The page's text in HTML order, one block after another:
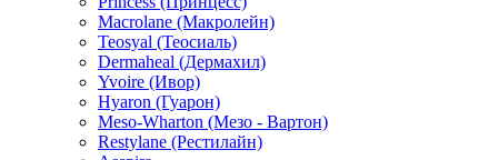
Princess (Принцесс)
Macrolane (Макролейн)
Teosyal (Теосиаль)
Dermaheal (Дермахил)
Yvoire (Ивор)
Hyaron (Гуарон)
Meso-Wharton (Мезо - Вартон)